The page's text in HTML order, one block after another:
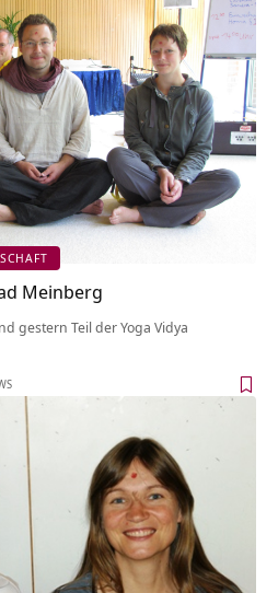
Meinberg
gestern Teil der Yoga Vidya